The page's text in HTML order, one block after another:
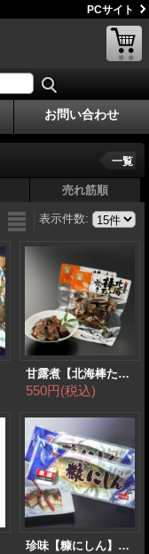
PCサイト
お問い合わせ
一覧
売れ筋順
表示件数:
甘露煮【北海棒たら炊き】180g
550円(税込)
珍味【糠にしん】1尾